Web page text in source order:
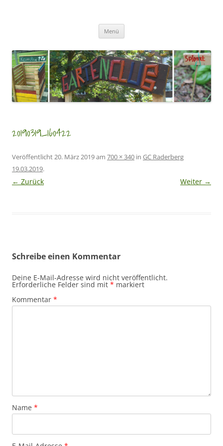
Menü
20190319_160422
Veröffentlicht20. März 2019am 700 × 340 in GC Raderberg
19.03.2019.
← Zurück Weiter →
Schreibe einen Kommentar
Deine E-Mail-Adresse wird nicht veröffentlicht.
Erforderliche Felder sind mit * markiert
Kommentar *
Name *